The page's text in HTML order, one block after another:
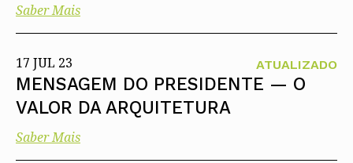
Saber Mais
17 JUL 23 ATUALIZADO
MENSAGEM DO PRESIDENTE — O
VALOR DA ARQUITETURA
Saber Mais